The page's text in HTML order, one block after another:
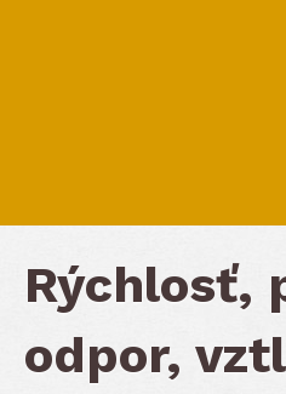
Rýchlosť,
odpor,